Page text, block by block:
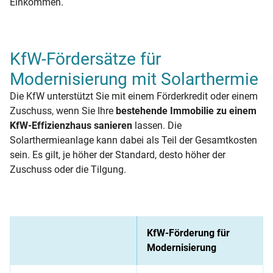
Einkommen.
KfW-Fördersätze für
Modernisierung mit Solarthermie
Die KfW unterstützt Sie mit einem Förderkredit oder einem
Zuschuss, wenn Sie Ihre bestehende Immobilie zu einem
KfW-Effizienzhaus sanieren lassen. Die
Solarthermieanlage kann dabei als Teil der Gesamtkosten
sein. Es gilt, je höher der Standard, desto höher der
Zuschuss oder die Tilgung.
KfW-Förderung für
Modernisierung